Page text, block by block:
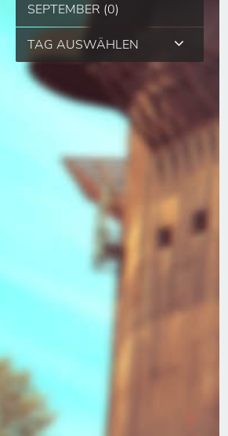
SEPTEMBER (0)
TAG AUSWÄHLEN